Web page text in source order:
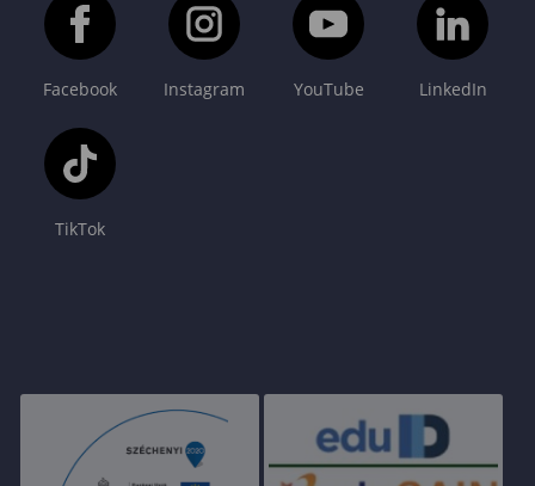
Facebook Instagram YouTube LinkedIn
TikTok